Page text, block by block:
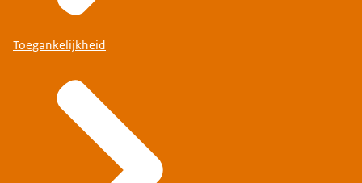
Toegankelijkheid